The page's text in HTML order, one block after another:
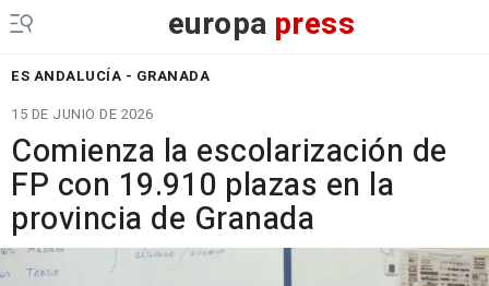
europa press
ES ANDALUCÍA - GRANADA
15 DE JUNIO DE 2026
Comienza la escolarización de
FP con 19.910 plazas en la
provincia de Granada